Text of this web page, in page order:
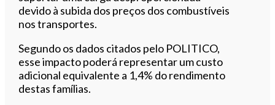
devido à subida dos preços dos combustíveis
nos transportes.
Segundo os dados citados pelo POLITICO,
esse impacto poderá representar um custo
adicional equivalente a 1,4% do rendimento
destas famílias.